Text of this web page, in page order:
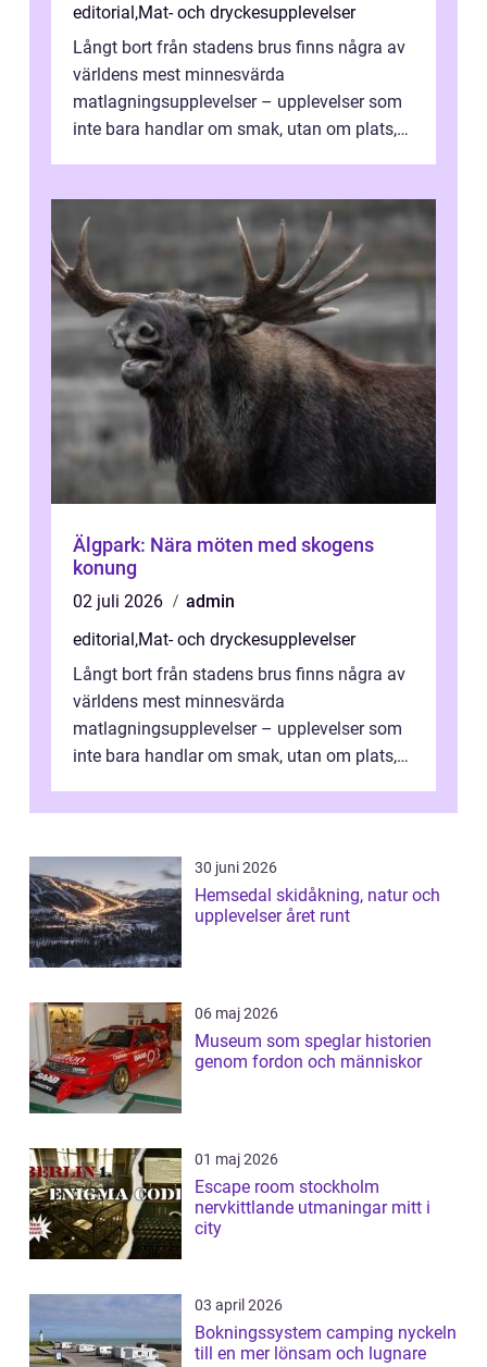
editorial,Mat- och dryckesupplevelser
Långt bort från stadens brus finns några av
världens mest minnesvärda
matlagningsupplevelser – upplevelser som
inte bara handlar om smak, utan om plats,
Älgpark: Nära möten med skogens
konung
02 juli 2026
admin
editorial,Mat- och dryckesupplevelser
Långt bort från stadens brus finns några av
världens mest minnesvärda
matlagningsupplevelser – upplevelser som
inte bara handlar om smak, utan om plats,
30 juni 2026
Hemsedal skidåkning, natur och
upplevelser året runt
06 maj 2026
Museum som speglar historien
genom fordon och människor
01 maj 2026
Escape room stockholm
nervkittlande utmaningar mitt i
city
03 april 2026
Bokningssystem camping nyckeln
till en mer lönsam och lugnare